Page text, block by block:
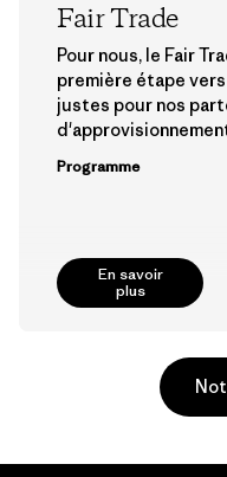
En savoir
plus
Fair Trade
Pour nous, le Fair
première étape
justes pour nos
Programme